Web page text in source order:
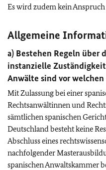
Es wird zudem kein
Allgemeine
a) Bestehen Regeln über
instanzielle
Anwälte sind vor welchen
Mit Zulassung bei einer
Rechtsanwältinnen und
sämtlichen spanischen
Deutschland besteht keine
Abschluss eines
nachfolgender
spanischen Anwaltskammer